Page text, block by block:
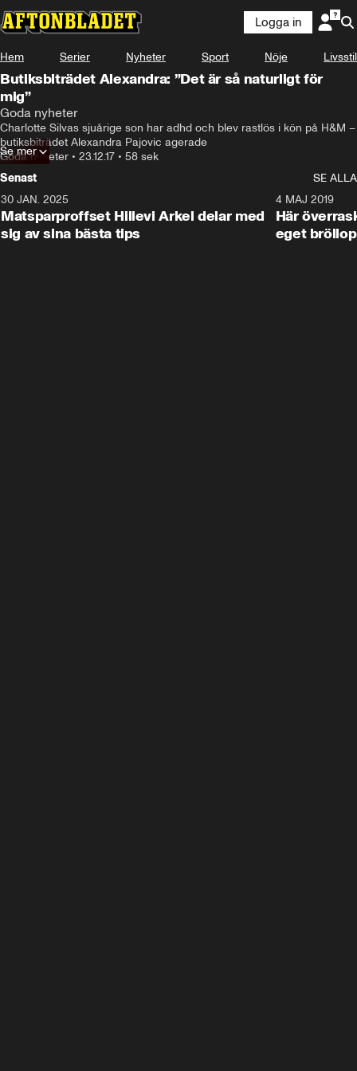
Logga in
Hem Serier Nyheter Sport Nöje Livsstil
Butiksbiträdet Alexandra: ”Det är så naturligt för
mig”
Goda nyheter
Charlotte Silvas sjuårige son har adhd och blev rastlös i kön på H&M –
butiksbiträdet Alexandra Pajovic agerade
Goda nyheter • 23.12.17 • 58 sek
Se mer
Senast
SE ALLA
30 JAN. 2025
Matsparproffset Hillevi Arkel delar med
sig av sina bästa tips
4 MAJ 2019
Här
eget bröllop